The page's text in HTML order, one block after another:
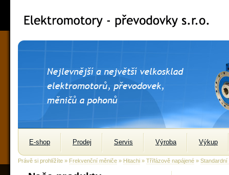
E-shop Prodej Servis Výroba Výkup
Právě si prohlížíte » Frekvenční měniče » Hitachi » Třífázově napájené » Standardní